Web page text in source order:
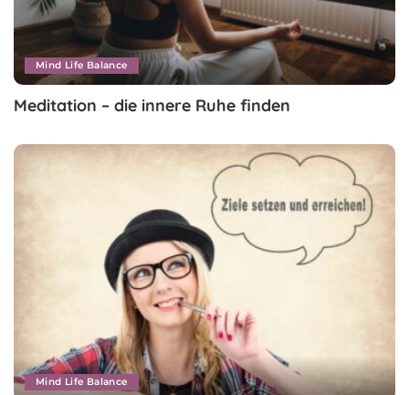
Mind Life Balance
Meditation – die innere Ruhe finden
Mind Life Balance